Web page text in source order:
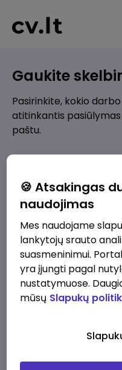
Gaukite
Pasirinkite, kokio
atitinkantis
paštu.
Pridėti naują
Kokios srities darbo
Pridėti naują
🍪 Atsakingas
naudojimas
Mes naudojame
lankytojų srauto
suasmeninimui.
yra įjungti pagal
nustatymuose.
mūsų Slapukų